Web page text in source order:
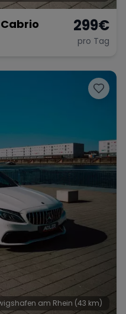
299€
pro Tag
am Rhein (43 km)